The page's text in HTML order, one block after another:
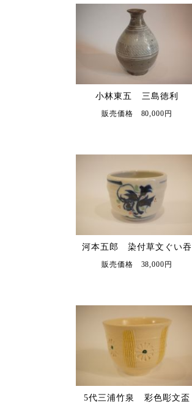
小林東五 三島徳利
販売価格 80,000円
河本五郎 染付草文ぐい吞
販売価格 38,000円
5代三浦竹泉 彩色彫文盃